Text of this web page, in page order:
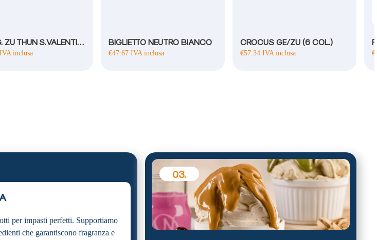
SOGG. ZU THUN S.VALENTINO (2 MOD)
inclusa
BIGLIETTO NEUTRO BIANCO
€47.67 IVA inclusa
CROCUS GE/ZU (6 COL.)
€57.34 IVA inclusa €
per impasti perfetti. Supportiamo
che garantiscono fragranza e
03.